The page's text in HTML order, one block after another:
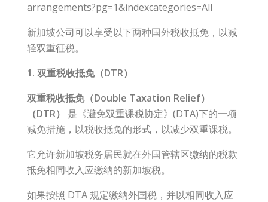
arrangements?pg=1&indexcategories=All
新加坡公司可以享受以下两种国外税收抵免，以减
轻双重征税。
1. 双重税收抵免（DTR）
双重税收抵免（Double Taxation Relief）
（DTR）
是《避免双重课税协定》(DTA)下的一项
减免措施，以税收抵免的形式，以减少双重课税。
它允许新加坡税务居民就在外国管辖区缴纳的税款
抵免相同收入应缴纳的新加坡税。
如果按照 DTA 规定缴纳外国税，并以相同收入应